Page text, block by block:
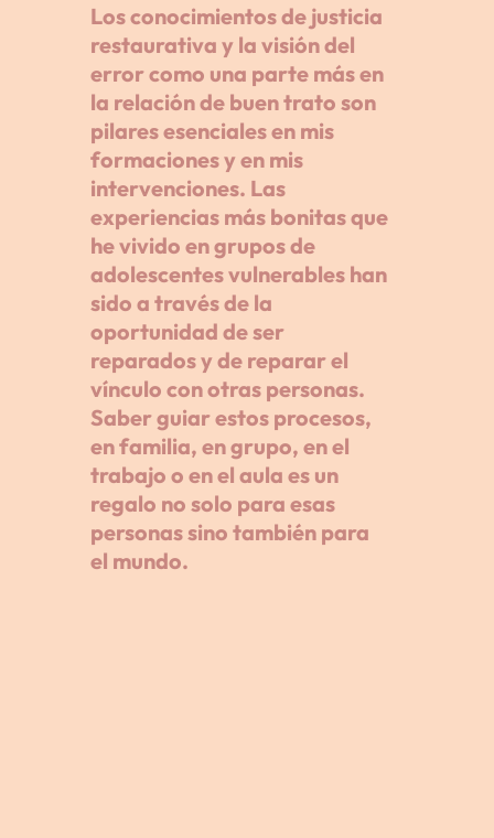
Los conocimientos de justicia
restaurativa y la visión del
error como una parte más en
la relación de buen trato son
pilares esenciales en mis
formaciones y en mis
intervenciones. Las
experiencias más bonitas que
he vivido en grupos de
adolescentes vulnerables han
sido a través de la
oportunidad de ser
reparados y de reparar el
vínculo con otras personas.
Saber guiar estos procesos,
en familia, en grupo, en el
trabajo o en el aula es un
regalo no solo para esas
personas sino también para
el mundo.